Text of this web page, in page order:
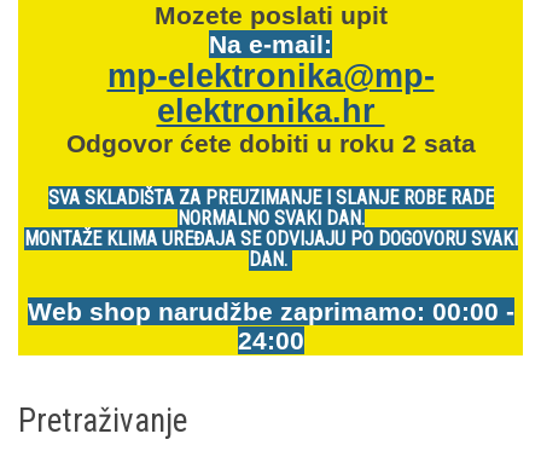
Mozete poslati upit
Na e-mail:
mp-elektronika@mp-
elektronika.hr
Odgovor ćete dobiti u roku 2 sata
SVA SKLADIŠTA ZA PREUZIMANJE I SLANJE ROBE RADE
NORMALNO SVAKI DAN.
MONTAŽE KLIMA UREĐAJA SE ODVIJAJU PO DOGOVORU SVAKI
DAN.
Web shop narudžbe zaprimamo: 00:00 -
24:00
Pretraživanje